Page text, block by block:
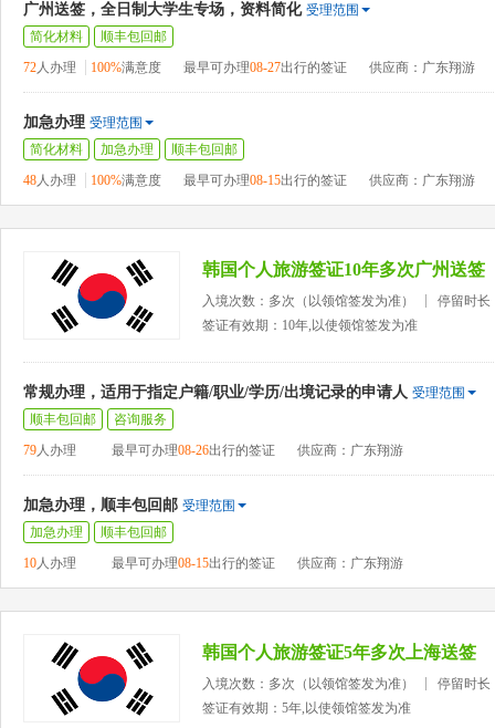
广州送签，全日制大学生专场，资料简化 受理范围
简化材料
顺丰包回邮
72人办理 100%满意度 最早可办理08-27出行的签证 供应商：广东翔游
加急办理 受理范围
简化材料
加急办理
顺丰包回邮
48人办理 100%满意度 最早可办理08-15出行的签证 供应商：广东翔游
韩国个人旅游签证10年多次广州送签
入境次数：多次（以领馆签发为准）
停留时长
签证有效期：10年,以使领馆签发为准
常规办理，适用于指定户籍/职业/学历/出境记录的申请人 受理范围
顺丰包回邮
咨询服务
79人办理 最早可办理08-26出行的签证 供应商：广东翔游
加急办理，顺丰包回邮 受理范围
加急办理
顺丰包回邮
10人办理 最早可办理08-15出行的签证 供应商：广东翔游
韩国个人旅游签证5年多次上海送签
入境次数：多次（以领馆签发为准）
停留时长
签证有效期：5年,以使领馆签发为准